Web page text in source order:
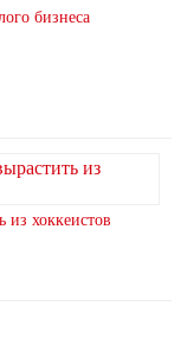
бизнеса
хоккеистов